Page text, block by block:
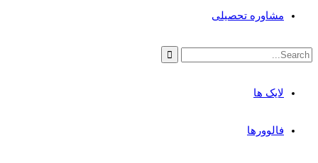
مشاوره تحصیلی
لایک ها
فالوورها